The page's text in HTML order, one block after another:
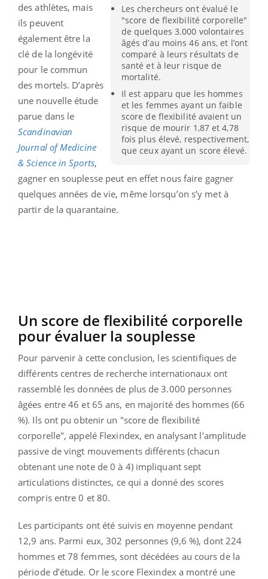
Les chercheurs ont évalué le
"score de flexibilité corporelle"
de quelques 3.000 volontaires
âgés d’au moins 46 ans, et l’ont
comparé à leurs résultats de
santé et à leur risque de
mortalité.
Il est apparu que les hommes
et les femmes ayant un faible
score de flexibilité avaient un
risque de mourir 1,87 et 4,78
fois plus élevé, respectivement,
que ceux ayant un score élevé.
des athlètes, mais
ils peuvent
également être la
clé de la longévité
pour le commun
des mortels. D’après
une nouvelle étude
parue dans le
Scandinavian
Journal of Medicine
& Science in Sports,
gagner en souplesse peut en effet nous faire gagner
quelques années de vie, même lorsqu’on s’y met à
partir de la quarantaine.
Un score de flexibilité corporelle
pour évaluer la souplesse
Pour parvenir à cette conclusion, les scientifiques de
différents centres de recherche internationaux ont
rassemblé les données de plus de 3.000 personnes
âgées entre 46 et 65 ans, en majorité des hommes (66
%). Ils ont pu obtenir un "score de flexibilité
corporelle", appelé Flexindex, en analysant l’amplitude
passive de vingt mouvements différents (chacun
obtenant une note de 0 à 4) impliquant sept
articulations distinctes, ce qui a donné des scores
compris entre 0 et 80.
Les participants ont été suivis en moyenne pendant
12,9 ans. Parmi eux, 302 personnes (9,6 %), dont 224
hommes et 78 femmes, sont décédées au cours de la
période d’étude. Or le score Flexindex a montré une